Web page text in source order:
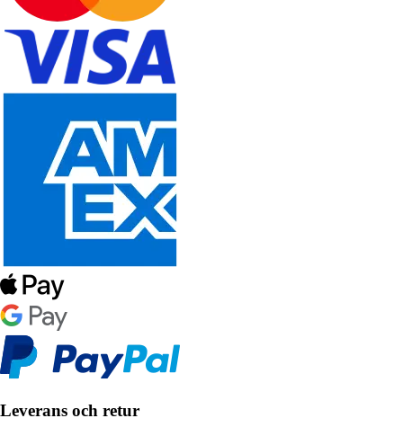
Leverans och retur